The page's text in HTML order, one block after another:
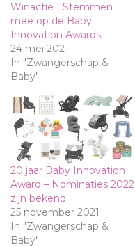
Winactie | Stemmen
mee op de Baby
Innovation Awards
24 mei 2021
In "Zwangerschap &
Baby"
20 jaar Baby Innovation
Award – Nominaties 2022
zijn bekend
25 november 2021
In "Zwangerschap &
Baby"